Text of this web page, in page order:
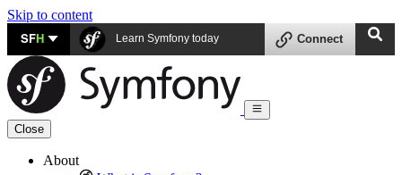
Skip to content
SFH Learn Symfony today Connect
Close
About